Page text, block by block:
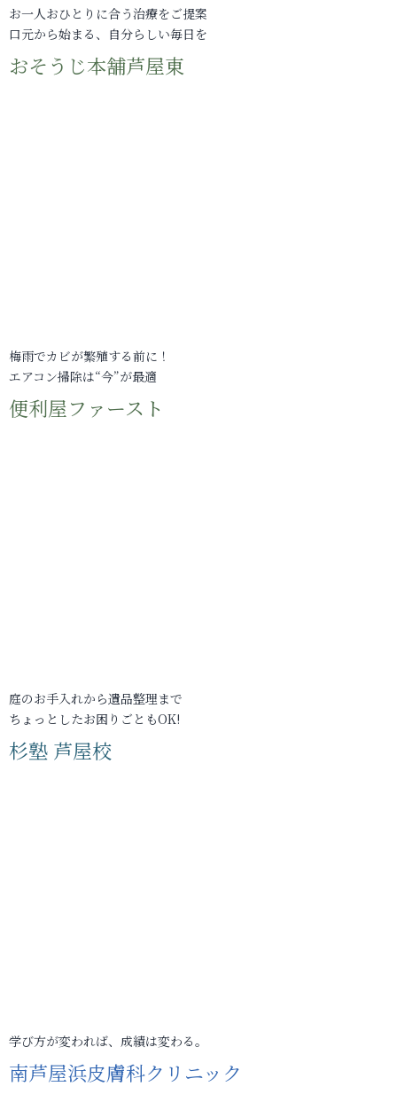
お一人おひとりに合う治療をご提案
口元から始まる、自分らしい毎日を
おそうじ本舗芦屋東
梅雨でカビが繁殖する前に！
エアコン掃除は“今”が最適
便利屋ファースト
庭のお手入れから遺品整理まで
ちょっとしたお困りごともOK!
杉塾 芦屋校
学び方が変われば、成績は変わる。
南芦屋浜皮膚科クリニック